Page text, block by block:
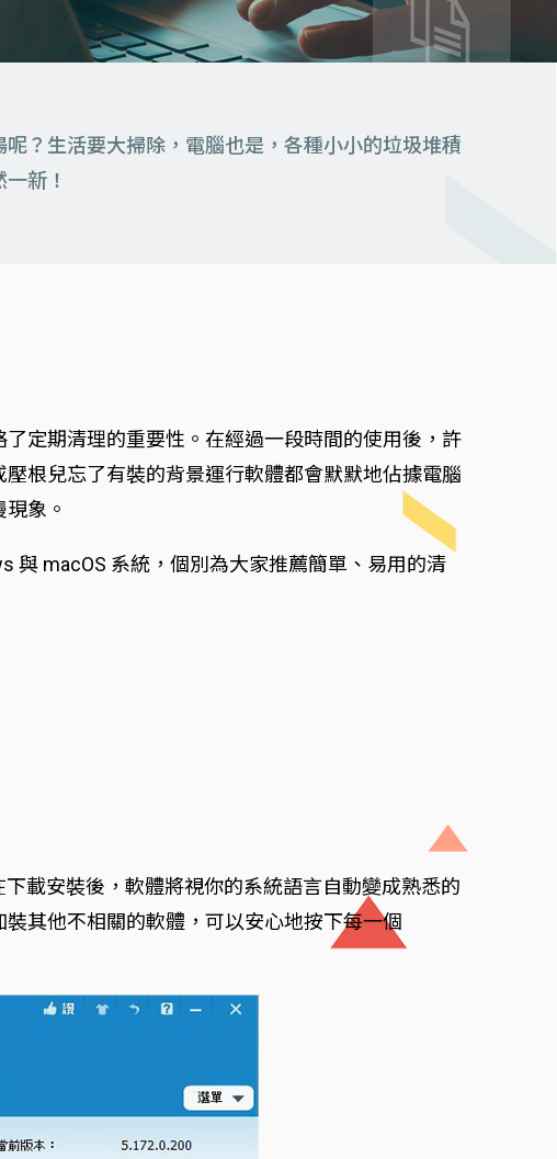
？生活要大掃除，電腦也是，各種小小的垃圾堆積
新！
定期清理的重要性。在經過一段時間的使用後，許
根兒忘了有裝的背景運行軟體都會默默地佔據電腦
象。
與 macOS 系統，個別為大家推薦簡單、易用的清
載安裝後，軟體將視你的系統語言自動變成熟悉的
其他不相關的軟體，可以安心地按下每一個